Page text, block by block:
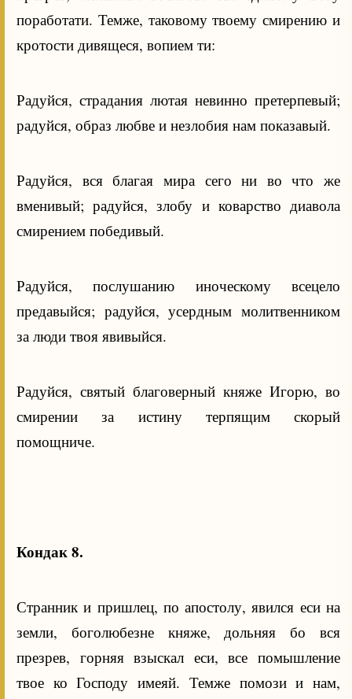
поработати. Темже, таковому твоему смирению и
кротости дивящеся, вопием ти:
Радуйся, страдания лютая невинно претерпевый;
радуйся, образ любве и незлобия нам показавый.
Радуйся, вся благая мира сего ни во что же
вменивый; радуйся, злобу и коварство диавола
смирением победивый.
Радуйся, послушанию иноческому всецело
предавыйся; радуйся, усердным молитвенником
за люди твоя явивыйся.
Радуйся, святый благоверный княже Игорю, во
смирении за истину терпящим скорый
помощниче.
Кондак 8.
Странник и пришлец, по апостолу, явился еси на
земли, боголюбезне княже, дольняя бо вся
презрев, горняя взыскал еси, все помышление
твое ко Господу имеяй. Темже помози и нам,